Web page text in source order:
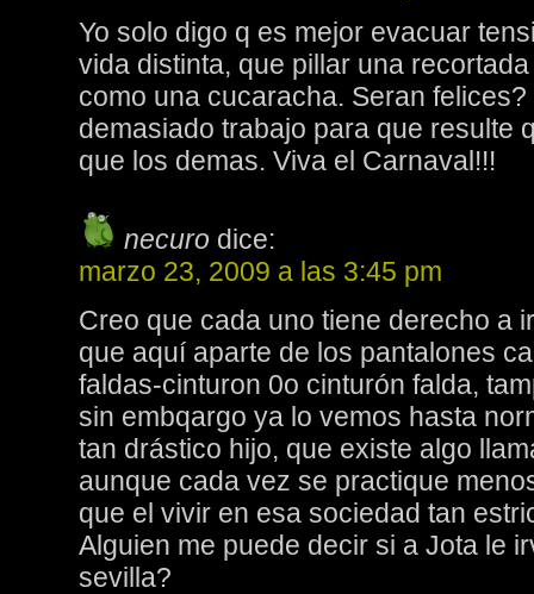
Yo solo digo q es mejor evacuar
vida distinta, que pillar una
como una cucaracha. Seran
demasiado trabajo para que resulte
que los demas. Viva el Carnaval!!!
necuro dice:
marzo 23, 2009 a las 3:45 pm
Creo que cada uno tiene derecho a
que aquí aparte de los pantalones
faldas-cinturon 0o cinturón falda,
sin embqargo ya lo vemos hasta
tan drástico hijo, que existe algo
aunque cada vez se practique
que el vivir en esa sociedad tan
Alguien me puede decir si a Jota le
sevilla?